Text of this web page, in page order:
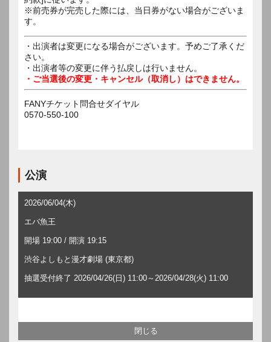
※前売券が完売した際には、当日券がない場合がございま
す。
・出演者は変更になる場合がございます。予めご了承くだ
さい。
・出演者等の変更に伴う払戻しは行いません。
・ご当選後の変更・キャンセル（取消し）はできません。
FANYチケット問合せダイヤル
0570-550-100
公演
2026/06/04(木)
エバ魚王
開場 19:00 / 開演 19:15
渋谷よしもと漫才劇場 (東京都)
抽選受付終了 2026/04/26(日) 11:00～2026/04/28(火) 11:00